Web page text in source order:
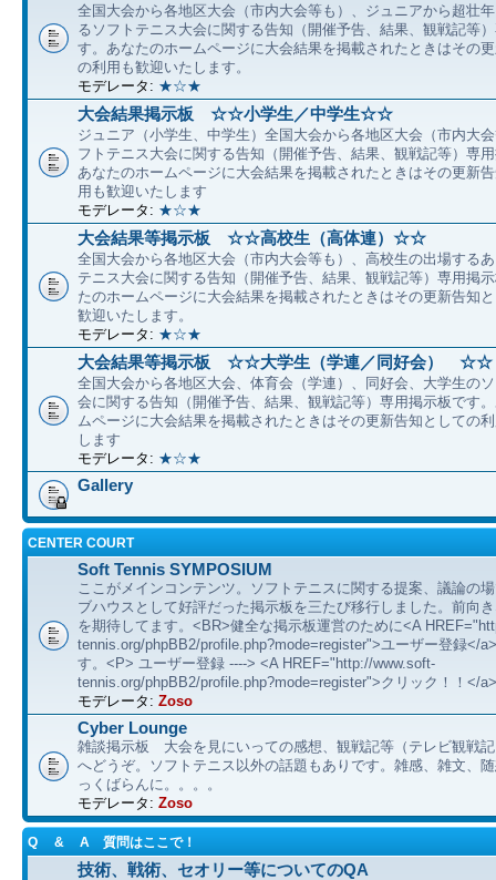
全国大会から各地区大会（市内大会等も）、ジュニアから超壮
るソフトテニス大会に関する告知（開催予告、結果、観戦記等
す。あなたのホームページに大会結果を掲載されたときはその
の利用も歓迎いたします。
モデレータ: ★☆★
大会結果掲示板 ☆☆小学生／中学生☆☆
ジュニア（小学生、中学生）全国大会から各地区大会（市内大
フトテニス大会に関する告知（開催予告、結果、観戦記等）専
あなたのホームページに大会結果を掲載されたときはその更新
用も歓迎いたします
モデレータ: ★☆★
大会結果等掲示板 ☆☆高校生（高体連）☆☆
全国大会から各地区大会（市内大会等も）、高校生の出場する
テニス大会に関する告知（開催予告、結果、観戦記等）専用掲
たのホームページに大会結果を掲載されたときはその更新告知
歓迎いたします。
モデレータ: ★☆★
大会結果等掲示板 ☆☆大学生（学連／同好会） ☆☆
全国大会から各地区大会、体育会（学連）、同好会、大学生の
会に関する告知（開催予告、結果、観戦記等）専用掲示板です
ムページに大会結果を掲載されたときはその更新告知としての
します
モデレータ: ★☆★
Gallery
CENTER COURT
Soft Tennis SYMPOSIUM
ここがメインコンテンツ。ソフトテニスに関する提案、議論の
ブハウスとして好評だった掲示板を三たび移行しました。前向
を期待してます。<BR>健全な掲示板運営のために<A
tennis.org/phpBB2/profile.php?mode=register">ユーザー登録</
す。<P> ユーザー登録 ----> <A HREF="http://www.soft-
tennis.org/phpBB2/profile.php?mode=register">クリック！！</a>
モデレータ: Zoso
Cyber Lounge
雑談掲示板 大会を見にいっての感想、観戦記等（テレビ観戦
へどうぞ。ソフトテニス以外の話題もありです。雑感、雑文、
っくばらんに。。。。
モデレータ: Zoso
Q & A 質問はここで！
技術、戦術、セオリー等についてのQA